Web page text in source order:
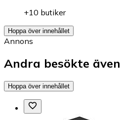
+10 butiker
Hoppa över innehållet
Annons
Andra besökte även
Hoppa över innehållet